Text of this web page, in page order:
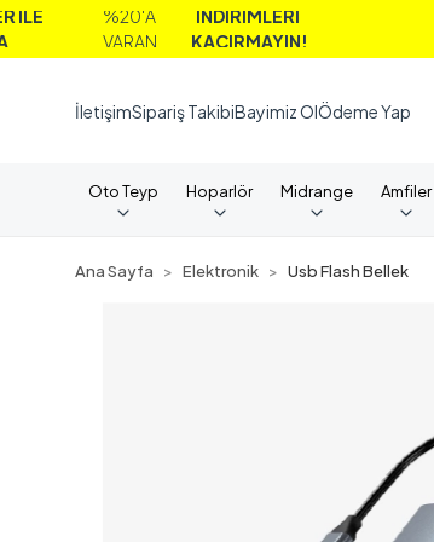
%20'A
İNDİRİMLERİ
KAÇIRMAYIN!
İletişimSipariş TakibiBayimiz OlÖdeme Yap
Oto Teyp Hoparlör Midrange Amfiler
Ana Sayfa Elektronik Usb Flash Bellek